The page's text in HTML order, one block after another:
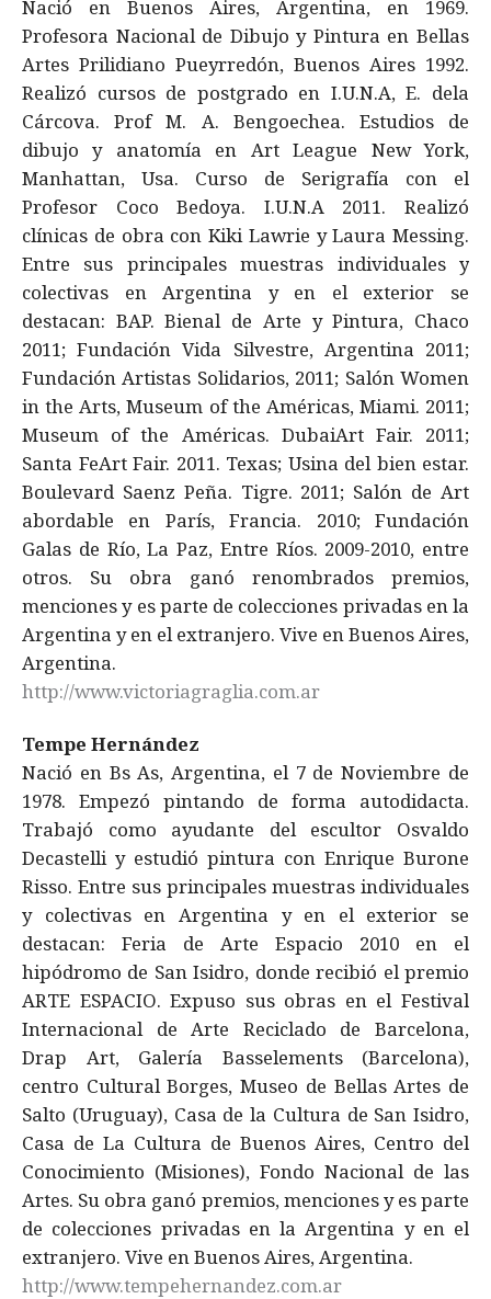
Nació en Buenos Aires, Argentina, en 1969.
Profesora Nacional de Dibujo y Pintura en Bellas
Artes Prilidiano Pueyrredón, Buenos Aires 1992.
Realizó cursos de postgrado en I.U.N.A, E. dela
Cárcova. Prof M. A. Bengoechea. Estudios de
dibujo y anatomía en Art League New York,
Manhattan, Usa. Curso de Serigrafía con el
Profesor Coco Bedoya. I.U.N.A 2011. Realizó
clínicas de obra con Kiki Lawrie y Laura Messing.
Entre sus principales muestras individuales y
colectivas en Argentina y en el exterior se
destacan: BAP. Bienal de Arte y Pintura, Chaco
2011; Fundación Vida Silvestre, Argentina 2011;
Fundación Artistas Solidarios, 2011; Salón Women
in the Arts, Museum of the Américas, Miami. 2011;
Museum of the Américas. DubaiArt Fair. 2011;
Santa FeArt Fair. 2011. Texas; Usina del bien estar.
Boulevard Saenz Peña. Tigre. 2011; Salón de Art
abordable en París, Francia. 2010; Fundación
Galas de Río, La Paz, Entre Ríos. 2009-2010, entre
otros. Su obra ganó renombrados premios,
menciones y es parte de colecciones privadas en la
Argentina y en el extranjero. Vive en Buenos Aires,
Argentina.
http://www.victoriagraglia.com.ar
Tempe Hernández
Nació en Bs As, Argentina, el 7 de Noviembre de
1978. Empezó pintando de forma autodidacta.
Trabajó como ayudante del escultor Osvaldo
Decastelli y estudió pintura con Enrique Burone
Risso. Entre sus principales muestras individuales
y colectivas en Argentina y en el exterior se
destacan: Feria de Arte Espacio 2010 en el
hipódromo de San Isidro, donde recibió el premio
ARTE ESPACIO. Expuso sus obras en el Festival
Internacional de Arte Reciclado de Barcelona,
Drap Art, Galería Basselements (Barcelona),
centro Cultural Borges, Museo de Bellas Artes de
Salto (Uruguay), Casa de la Cultura de San Isidro,
Casa de La Cultura de Buenos Aires, Centro del
Conocimiento (Misiones), Fondo Nacional de las
Artes. Su obra ganó premios, menciones y es parte
de colecciones privadas en la Argentina y en el
extranjero. Vive en Buenos Aires, Argentina.
http://www.tempehernandez.com.ar